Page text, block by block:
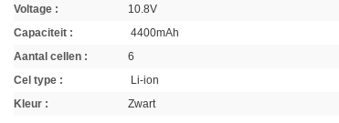
Voltage :
10.8V
Capaciteit :
4400mAh
Aantal cellen :
6
Cel type :
Li-ion
Kleur :
Zwart